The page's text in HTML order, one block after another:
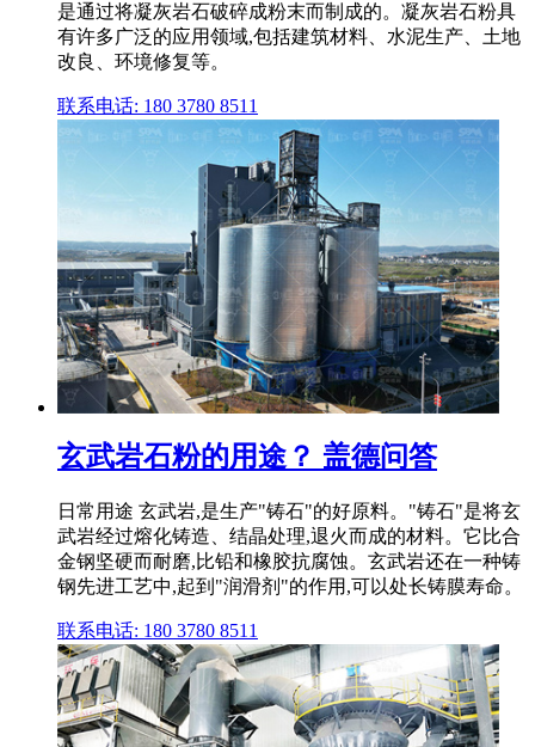
是通过将凝灰岩石破碎成粉末而制成的。凝灰岩石粉具
有许多广泛的应用领域,包括建筑材料、水泥生产、土地
改良、环境修复等。
联系电话: 180 3780 8511
玄武岩石粉的用途？ 盖德问答
日常用途 玄武岩,是生产"铸石"的好原料。"铸石"是将玄
武岩经过熔化铸造、结晶处理,退火而成的材料。它比合
金钢坚硬而耐磨,比铅和橡胶抗腐蚀。玄武岩还在一种铸
钢先进工艺中,起到"润滑剂"的作用,可以处长铸膜寿命。
联系电话: 180 3780 8511